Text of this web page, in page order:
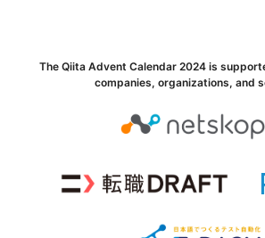
The Qiita Advent Calendar 2024 is
companies, organizations, and